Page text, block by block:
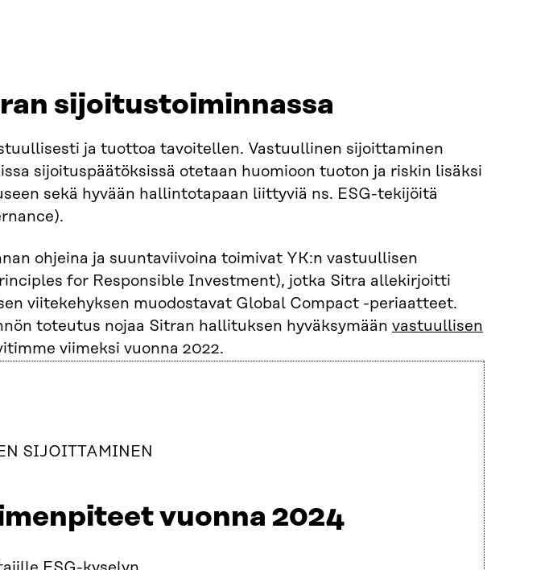
sijoitustoiminnassa
ja tuottoa tavoitellen. Vastuullinen sijoittaminen
sijoituspäätöksissä otetaan huomioon tuoton ja riskin lisäksi
sekä hyvään hallintotapaan liittyviä ns. ESG-tekijöitä
ohjeina ja suuntaviivoina toimivat YK:n vastuullisen
for Responsible Investment), jotka Sitra allekirjoitti
viitekehyksen muodostavat Global Compact -periaatteet.
toteutus nojaa Sitran hallituksen hyväksymään vastuullisen
viimeksi vuonna 2022.
SIJOITTAMINEN
vuonna 2024